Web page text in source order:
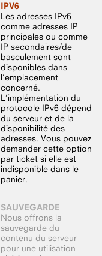
IPV6
Les adresses IPv6
comme adresses IP
principales ou comme
IP secondaires/de
basculement sont
disponibles dans
l’emplacement
concerné.
L’implémentation du
protocole IPv6 dépend
du serveur et de la
disponibilité des
adresses. Vous pouvez
demander cette option
par ticket si elle est
indisponible dans le
panier.
SAUVEGARDE
Nous offrons la
sauvegarde du
contenu du serveur
pour une utilisation